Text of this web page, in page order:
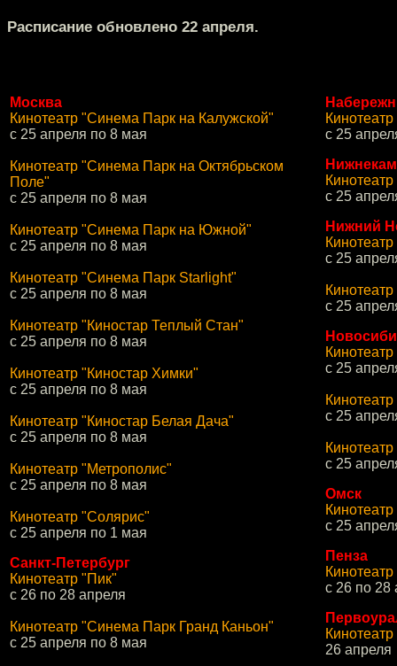
Расписание обновлено 22 апреля.
Москва
Кинотеатр "Синема Парк на Калужской"
с 25 апреля по 8 мая
Кинотеатр "Синема Парк на Октябрьском
Поле"
с 25 апреля по 8 мая
Кинотеатр "Синема Парк на Южной"
с 25 апреля по 8 мая
Кинотеатр "Синема Парк Starlight"
с 25 апреля по 8 мая
Кинотеатр "Киностар Теплый Стан"
с 25 апреля по 8 мая
Кинотеатр "Киностар Химки"
с 25 апреля по 8 мая
Кинотеатр "Киностар Белая Дача"
с 25 апреля по 8 мая
Кинотеатр "Метрополис"
с 25 апреля по 8 мая
Кинотеатр "Солярис"
с 25 апреля по 1 мая
Санкт-Петербург
Кинотеатр "Пик"
с 26 по 28 апреля
Кинотеатр "Синема Парк Гранд Каньон"
с 25 апреля по 8 мая
с 25
с 25
Нижний
с 25
с 25
с 25
с 25
с 25
Омск
с 25
Пенза
с 26 по 28
26 апреля